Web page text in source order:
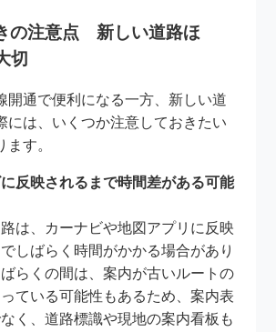
の注意点 新しい道路ほ
切
開通で便利になる一方、新しい道
には、いくつか注意しておきたい
す。
反映されるまで時間差がある可能
は、カーナビや地図アプリに反映
しばらく時間がかかる場合があり
らくの間は、案内が古いルートの
ている可能性もあるため、案内表
く、道路標識や現地の案内看板も